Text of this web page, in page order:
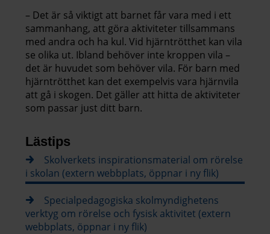
– Det är så viktigt att barnet får vara med i ett
sammanhang, att göra aktiviteter tillsammans
med andra och ha kul. Vid hjärntrötthet kan vila
se olika ut. Ibland behöver inte kroppen vila –
det är huvudet som behöver vila. För barn med
hjärntrötthet kan det exempelvis vara hjärnvila
att gå i skogen. Det gäller att hitta de aktiviteter
som passar just ditt barn.
Lästips
Skolverkets inspirationsmaterial om rörelse
i skolan (extern webbplats, öppnar i ny flik)
Specialpedagogiska skolmyndighetens
verktyg om rörelse och fysisk aktivitet (extern
webbplats, öppnar i ny flik)